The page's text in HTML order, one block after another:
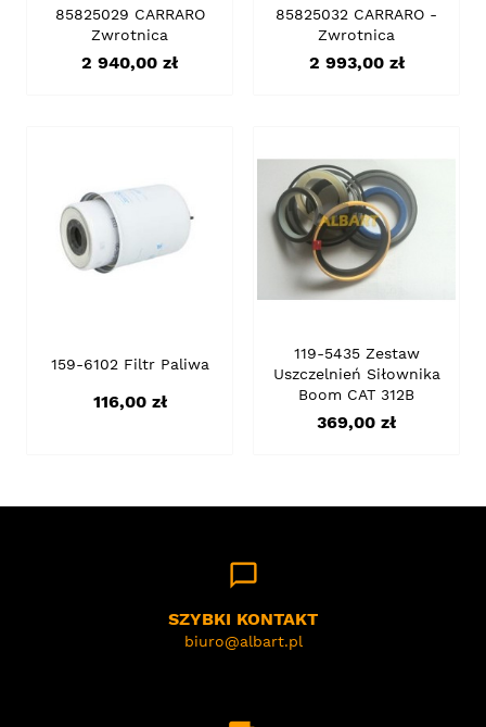
85825029 CARRARO
Zwrotnica
Cena
2 940,00 zł
85825032 CARRARO -
Zwrotnica
Cena
2 993,00 zł
159-6102 Filtr Paliwa
Cena
116,00 zł
119-5435 Zestaw
Uszczelnień Siłownika
Boom CAT 312B
Cena
369,00 zł
chat_bubble_outline
SZYBKI KONTAKT
biuro@albart.pl